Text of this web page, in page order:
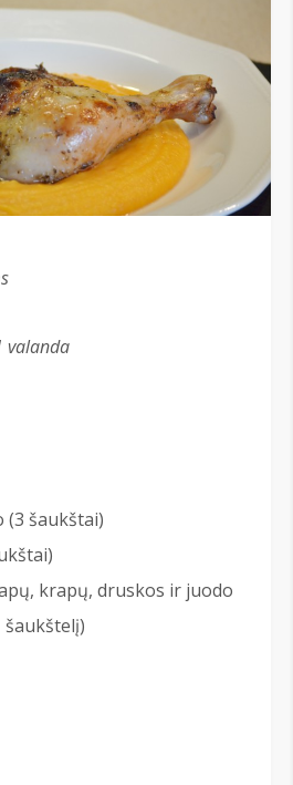
valanda
(3 šaukštai)
krapų, druskos ir juodo